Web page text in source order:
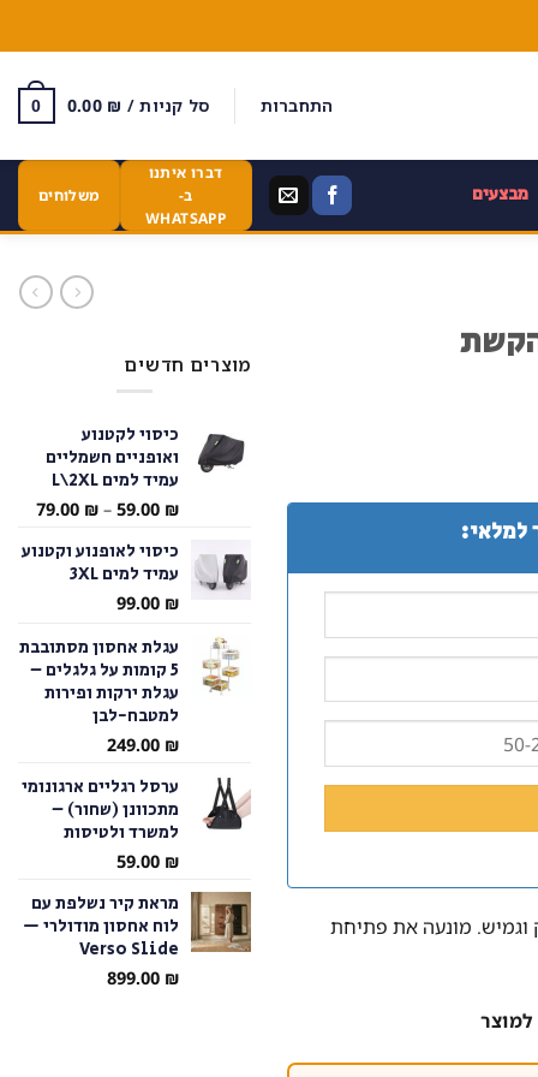
התחברות סל קניות / 0.00 ₪
0
מבצעים
דברו איתנו
ב-
WHATSAPP
משלוחים
הקשת
למלאי:
וגמיש. מונעה את פתיחת
מוצרים חדשים
כיסוי לקטנוע
ואופניים חשמליים
עמיד למים L\2XL
59.00 ₪
–
79.00 ₪
טווח
כיסוי לאופנוע וקטנוע
עמיד למים 3XL
99.00 ₪
עגלת אחסון מסתובבת
5 קומות על גלגלים –
עגלת ירקות ופירות
למטבח-לבן
249.00 ₪
ערסל רגליים ארגונומי
מתכוונן (שחור) –
למשרד ולטיסות
59.00 ₪
מראת קיר נשלפת עם
לוח אחסון מודולרי —
Verso Slide
899.00 ₪